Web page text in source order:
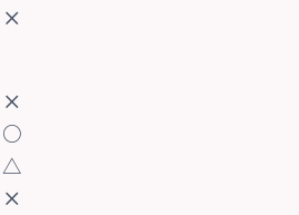
×
×
○
△
×